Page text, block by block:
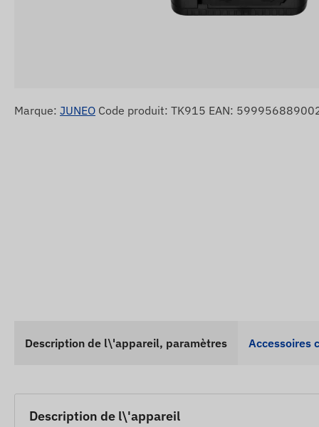
Marque: JUNEO Code produit: TK915 EAN:
Description de l\'appareil, paramètres Accessoires
Description de l\'appareil